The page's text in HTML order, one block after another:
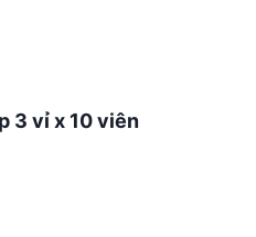
3 vỉ x 10 viên